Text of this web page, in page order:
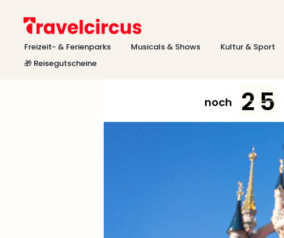
Freizeit- & Ferienparks Musicals & Shows Kultur & Sport
🎁 Reisegutscheine
noch 2 5